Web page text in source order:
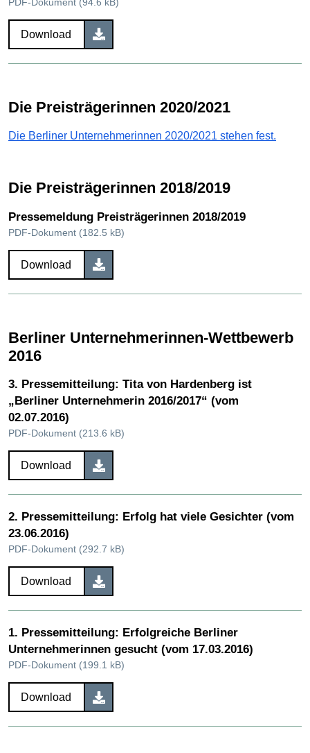
Download
Die Preisträgerinnen 2020/2021
Die Berliner Unternehmerinnen 2020/2021 stehen fest.
Die Preisträgerinnen 2018/2019
Pressemeldung Preisträgerinnen 2018/2019
PDF-Dokument (182.5 kB)
Download
Berliner Unternehmerinnen-Wettbewerb
2016
3. Pressemitteilung: Tita von Hardenberg ist
„Berliner Unternehmerin 2016/2017“ (vom
02.07.2016)
PDF-Dokument (213.6 kB)
Download
2. Pressemitteilung: Erfolg hat viele Gesichter (vom
23.06.2016)
PDF-Dokument (292.7 kB)
Download
1. Pressemitteilung: Erfolgreiche Berliner
Unternehmerinnen gesucht (vom 17.03.2016)
PDF-Dokument (199.1 kB)
Download